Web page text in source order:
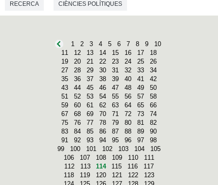
RECERCA CIÈNCIES POLÍTIQUES
1 2 3 4 5 6 7 8 9
10
11
12 13 14 15 16 17
18
19
20 21 22 23 24 25
26
27
28 29 30 31 32 33
34
35
36 37 38 39 40 41
42
43
44 45 46 47 48 49
50
51
52 53 54 55 56 57
58
59
60 61 62 63 64 65
66
67
68 69 70 71 72 73
74
75
76 77 78 79 80 81
82
83
84 85 86 87 88 89
90
91
92 93 94 95 96 97
98
99
100 101 102 103 104
105
106
107 108 109 110
111
112
113 114 115 116
117
118
119 120 121 122
123